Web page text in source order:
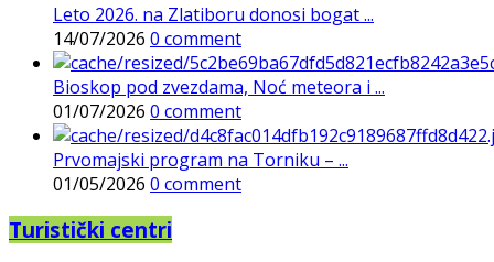
Leto 2026. na Zlatiboru donosi bogat ...
14/07/2026 0 comment
Bioskop pod zvezdama, Noć meteora i ...
01/07/2026 0 comment
Prvomajski program na Torniku – ...
01/05/2026 0 comment
Turistički centri